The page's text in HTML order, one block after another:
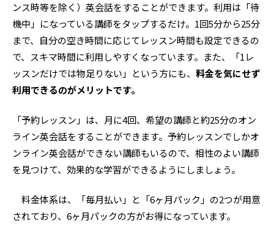
ンス時等を除く）英会話をすることができます。利用は「待
機中」になっている講師をタップするだけ。1回5分から25分
まで、自分の空き時間に応じてレッスン時間も設定できるの
で、スキマ時間に利用しやすくなっています。また、「1レ
ッスンだけでは物足りない」という方にも、 料金を気にせず
利用できるのがメリットです。
「予約レッスン」は、月に4回、希望の講師と約25分のオン
ライン英会話をすることができます。予約レッスンでしかオ
ンライン英会話ができない講師もいるので、相性のよい講師
を見つけて、効果的な学習ができるようにしましょう。
料金体系は、「毎月払い」と「6ヶ月パック」の2つが用意
されており、6ヶ月パックの方がお得になっています。